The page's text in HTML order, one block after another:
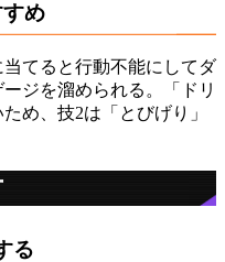
め
当てると行動不能にしてダ
ジを溜められる。「ドリ
め、技2は「とびげり」
る